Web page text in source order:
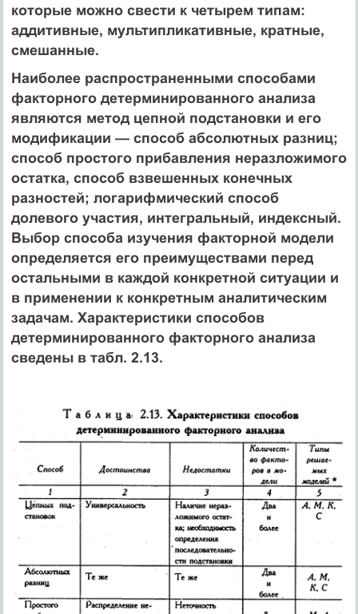
которые можно свести к четырем типам:
аддитивные, мультипликативные, кратные,
смешанные.
Наиболее распространенными способами
факторного детерминированного анализа
являются метод цепной подстановки и его
модификации — способ абсолютных разниц;
способ простого прибавления неразложимого
остатка, способ взвешенных конечных
разностей; логарифмический способ
долевого участия, интегральный, индексный.
Выбор способа изучения факторной модели
определяется его преимуществами перед
остальными в каждой конкретной ситуации и
в применении к конкретным аналитическим
задачам. Характеристики способов
детерминированного факторного анализа
сведены в табл. 2.13.